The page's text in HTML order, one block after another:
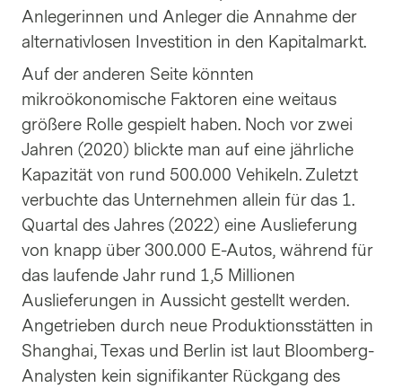
Anlegerinnen und Anleger die Annahme der
alternativlosen Investition in den Kapitalmarkt.
Auf der anderen Seite könnten
mikroökonomische Faktoren eine weitaus
größere Rolle gespielt haben. Noch vor zwei
Jahren (2020) blickte man auf eine jährliche
Kapazität von rund 500.000 Vehikeln. Zuletzt
verbuchte das Unternehmen allein für das 1.
Quartal des Jahres (2022) eine Auslieferung
von knapp über 300.000 E-Autos, während für
das laufende Jahr rund 1,5 Millionen
Auslieferungen in Aussicht gestellt werden.
Angetrieben durch neue Produktionsstätten in
Shanghai, Texas und Berlin ist laut Bloomberg-
Analysten kein signifikanter Rückgang des